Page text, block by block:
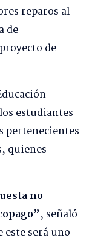
reparos al
de
de
estudiantes
pertenecientes
quienes
no
, señaló
será uno